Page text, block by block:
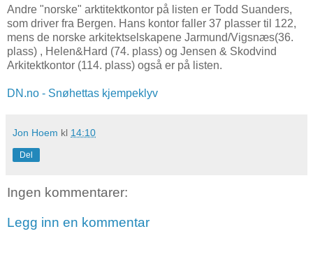
Andre "norske" arktitektkontor på listen er Todd Suanders,
som driver fra Bergen. Hans kontor faller 37 plasser til 122,
mens de norske arkitektselskapene Jarmund/Vigsnæs(36.
plass) , Helen&Hard (74. plass) og Jensen & Skodvind
Arkitektkontor (114. plass) også er på listen.
DN.no - Snøhettas kjempeklyv
Jon Hoem kl 14:10
Del
Ingen kommentarer:
Legg inn en kommentar